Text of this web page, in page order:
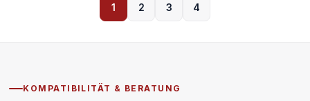
1 2 3 4
KOMPATIBILITÄT & BERATUNG